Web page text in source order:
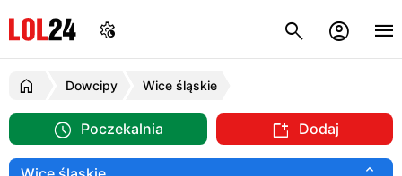
Dowcipy Wice śląskie
Poczekalnia Dodaj